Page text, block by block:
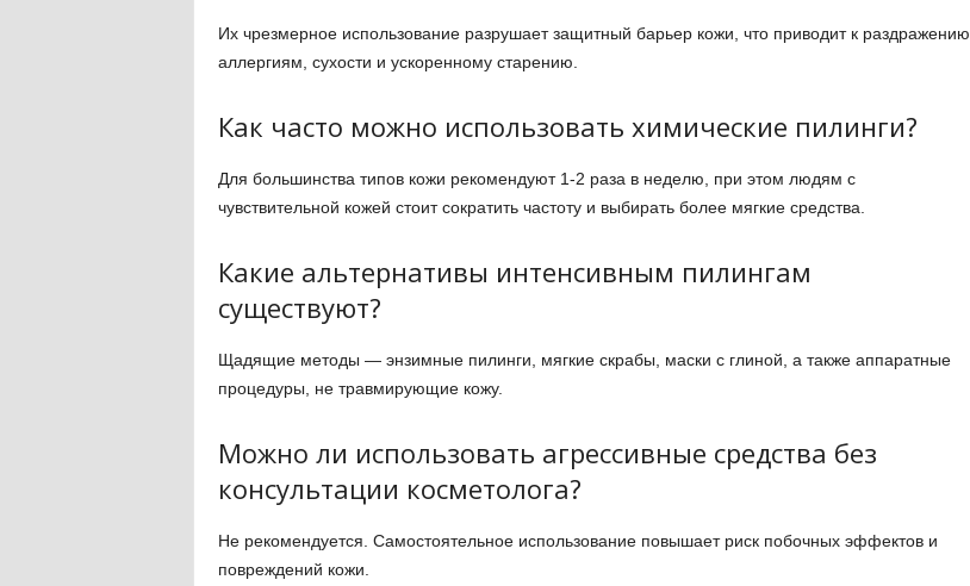
Их чрезмерное использование разрушает защитный барьер кожи, что приводит к раздражению,
аллергиям, сухости и ускоренному старению.
Как часто можно использовать химические пилинги?
Для большинства типов кожи рекомендуют 1-2 раза в неделю, при этом людям с
чувствительной кожей стоит сократить частоту и выбирать более мягкие средства.
Какие альтернативы интенсивным пилингам
существуют?
Щадящие методы — энзимные пилинги, мягкие скрабы, маски с глиной, а также аппаратные
процедуры, не травмирующие кожу.
Можно ли использовать агрессивные средства без
консультации косметолога?
Не рекомендуется. Самостоятельное использование повышает риск побочных эффектов и
повреждений кожи.